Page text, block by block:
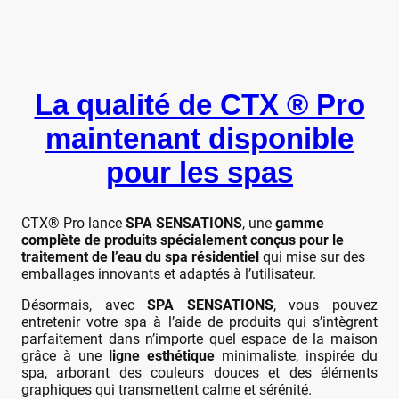
La qualité de CTX ® Pro
maintenant disponible
pour les spas
CTX® Pro lance SPA SENSATIONS, une gamme
complète de produits spécialement conçus pour le
traitement de l’eau du spa résidentiel qui mise sur des
emballages innovants et adaptés à l’utilisateur.
Désormais, avecSPA SENSATIONS, vous pouvez
entretenir votre spa à l’aide de produits qui s’intègrent
parfaitement dans n’importe quel espace de la maison
grâce à une ligne esthétique minimaliste, inspirée du
spa, arborant des couleurs douces et des éléments
graphiques qui transmettent calme et sérénité.